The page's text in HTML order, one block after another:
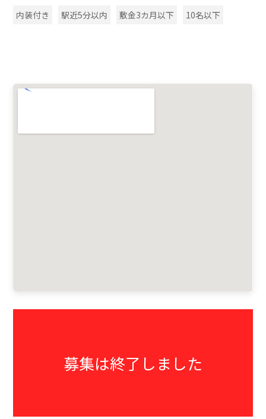
内装付き 駅近5分以内 敷金3カ月以下 10名以下
募集は終了しました